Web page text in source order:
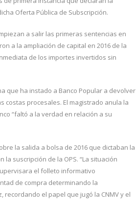
Oferta Pública de Subscripción.
a salir las primeras sentencias en
a la ampliación de capital en 2016 de la
de los importes invertidos sin
que ha instado a Banco Popular a devolver
costas procesales. El magistrado anula la
“faltó a la verdad en relación a su
la salida a bolsa de 2016 que dictaban la
suscripción de la OPS. “La situación
el folleto informativo
de compra determinando la
el papel que jugó la CNMV y el